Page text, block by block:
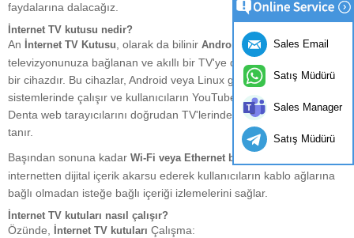
faydalarına dalacağız.
İnternet TV kutusu nedir?
An İnternet TV Kutusu , olarak da bilinir Android TV Kutusu,
televizyonunuza bağlanan ve akıllı bir TV'ye dönüştüren kompakt
bir cihazdır. Bu cihazlar, Android veya Linux gibi işletim
sistemlerinde çalışır ve kullanıcıların YouTube, Netflix, Hulu ve h-
Denta web tarayıcılarını doğrudan TV'lerinde erişmelerine olanak
tanır.
Başından sonuna kadar Wi-Fi veya Ethernet bağlantısı
internetten dijital içerik akarsu ederek kullanıcıların kablo ağlarına
bağlı olmadan isteğe bağlı içeriği izlemelerini sağlar.
İnternet TV kutuları nasıl çalışır?
Özünde, İnternet TV kutuları Çalışma:
Sales Email
Satış Müdürü
Sales Manager
Satış Müdürü